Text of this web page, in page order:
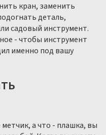
кран, заменить
деталь,
садовый инструмент.
- чтобы инструмент
именно под вашу
а что - плашка, вы